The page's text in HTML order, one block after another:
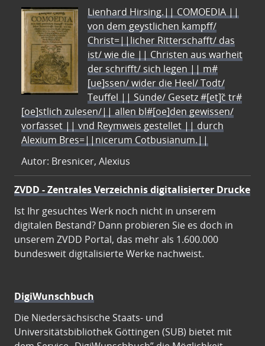
Lienhard Hirsing.|| COMOEDIA ||
von dem geystlichen kampff/
Christ=||licher Ritterschafft/ das
ist/ wie die || Christen aus warheit
der schrifft/ sich legen || m#
[ue]ssen/ wider die Heel/ Todt/
Teuffel || Sünde/ Gesetz #[et]c̃ tr#
[oe]stlich zulesen/|| allen bl#[oe]den gewissen/
vorfasset || vnd Reymweis gestellet || durch
Alexium Bres=||nicerum Cotbusianum.||
Autor: Bresnicer, Alexius
ZVDD - Zentrales Verzeichnis digitalisierter Drucke
Ist Ihr gesuchtes Werk noch nicht in unserem
digitalen Bestand? Dann probieren Sie es doch in
unserem ZVDD Portal, das mehr als 1.600.000
bundesweit digitalisierte Werke nachweist.
DigiWunschbuch
Die Niedersächsische Staats- und
Universitätsbibliothek Göttingen (SUB) bietet mit